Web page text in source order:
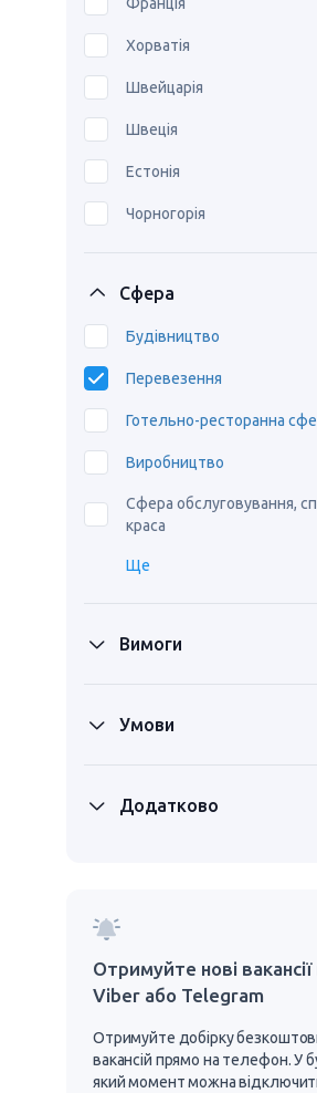
Хорватія
Швейцарія
Швеція
Естонія
Чорногорія
Сфера
Будівництво
Перевезення
Готельно-ресторанна
Виробництво
Сфера обслуговування,
краса
Ще
Вимоги
Умови
Додатково
Отримуйте нові вакансії
Viber або Telegram
Отримуйте добірку
вакансій прямо на телефон. У
який момент можна